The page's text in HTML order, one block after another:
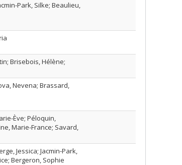
Park, Silke; Beaulieu,
Brisebois, Hélène;
Nevena; Brassard,
Ève; Péloquin,
Marie-France; Savard,
Jessica; Jacmin‑Park,
Bergeron, Sophie